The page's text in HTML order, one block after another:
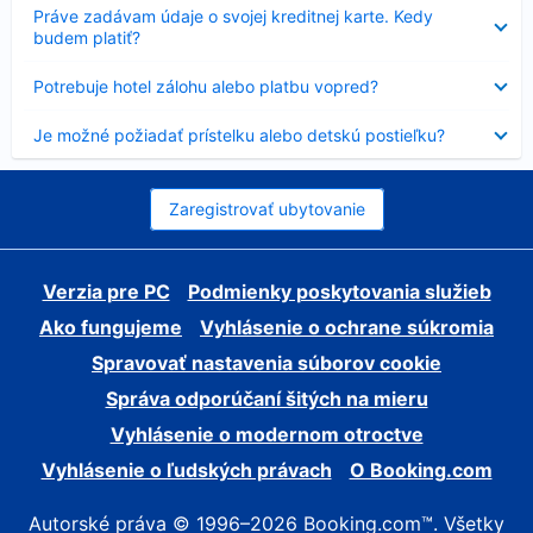
Práve zadávam údaje o svojej kreditnej karte. Kedy
budem platiť?
sa
Potrebuje hotel zálohu alebo platbu vopred?
sa
Je možné požiadať prístelku alebo detskú postieľku?
sa
Zaregistrovať ubytovanie
Verzia pre PC
Podmienky poskytovania služieb
Ako fungujeme
Vyhlásenie o ochrane súkromia
Spravovať nastavenia súborov cookie
Správa odporúčaní šitých na mieru
Vyhlásenie o modernom otroctve
Vyhlásenie o ľudských právach
O Booking.com
Autorské práva © 1996–2026 Booking.com™. Všetky